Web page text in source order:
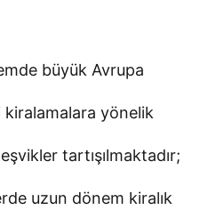
büyük Avrupa
kiralamalara yönelik
tartışılmaktadır;
uzun dönem kiralık